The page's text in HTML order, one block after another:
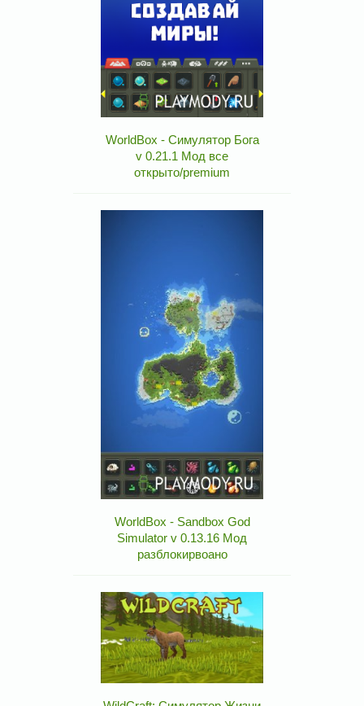
WorldBox - Симулятор Бога
v 0.21.1 Мод все
открыто/premium
WorldBox - Sandbox God
Simulator v 0.13.16 Мод
разблокирвоано